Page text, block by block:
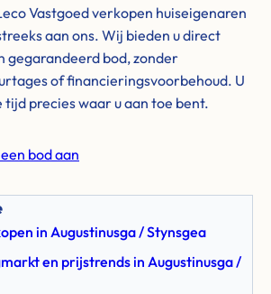
Vastgoed verkopen huiseigenaren
aan ons. Wij bieden u direct
gegarandeerd bod, zonder
of financieringsvoorbehoud. U
precies waar u aan toe bent.
bod aan
in Augustinusga / Stynsgea
en prijstrends in Augustinusga /